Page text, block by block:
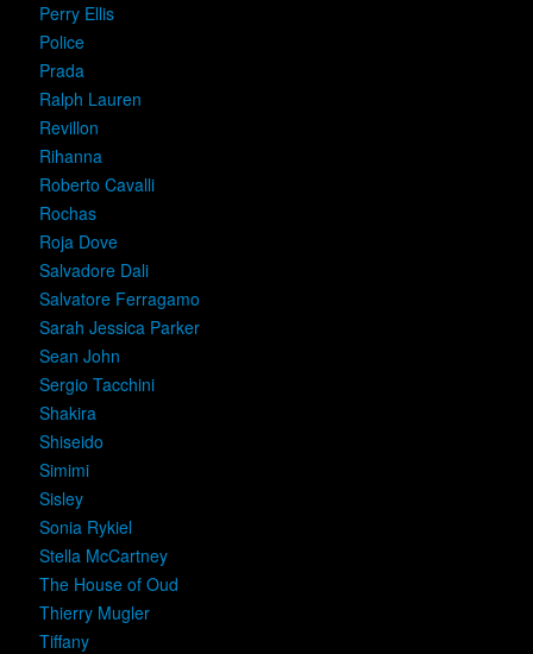
Perry Ellis
Police
Prada
Ralph Lauren
Revillon
Rihanna
Roberto Cavalli
Rochas
Roja Dove
Salvadore Dali
Salvatore Ferragamo
Sarah Jessica Parker
Sean John
Sergio Tacchini
Shakira
Shiseido
Simimi
Sisley
Sonia Rykiel
Stella McCartney
The House of Oud
Thierry Mugler
Tiffany